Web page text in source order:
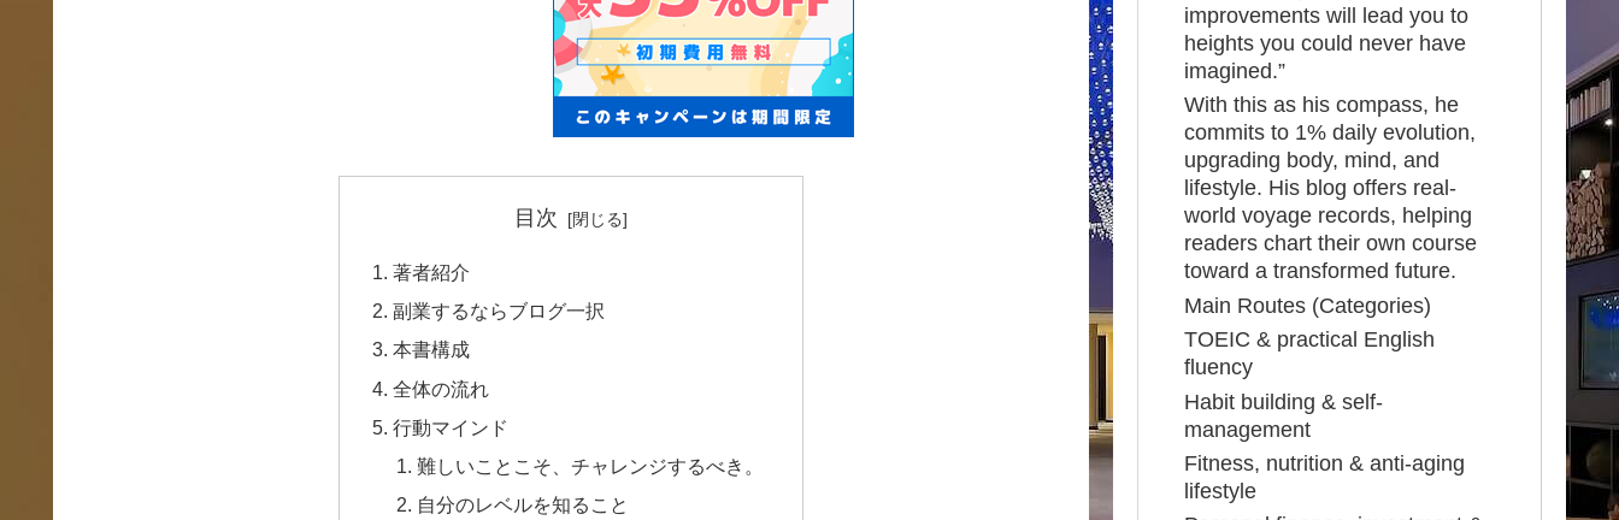
目次
著者紹介
副業するならブログ一択
本書構成
全体の流れ
行動マインド
難しいことこそ、チャレンジするべき。
自分のレベルを知ること
improvements will lead you to
heights you could never have
imagined.”
With this as his compass, he
commits to 1% daily evolution,
upgrading body, mind, and
lifestyle. His blog offers real-
world voyage records, helping
readers chart their own course
toward a transformed future.
Main Routes (Categories)
TOEIC & practical English
fluency
Habit building & self-
management
Fitness, nutrition & anti-aging
lifestyle